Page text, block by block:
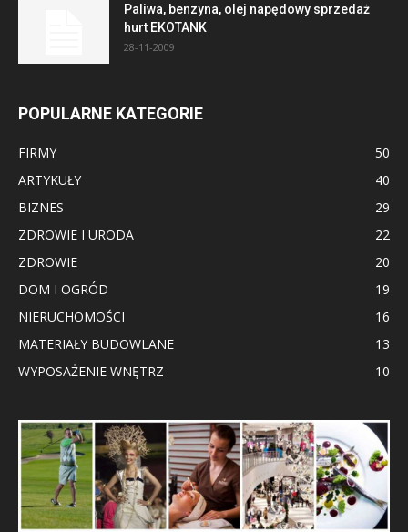
Paliwa, benzyna, olej napędowy sprzedaż
hurt EKOTANK
28-11-2009
POPULARNE KATEGORIE
FIRMY
50
ARTYKUŁY
40
BIZNES
29
ZDROWIE I URODA
22
ZDROWIE
20
DOM I OGRÓD
19
NIERUCHOMOŚCI
16
MATERIAŁY BUDOWLANE
13
WYPOSAŻENIE WNĘTRZ
10